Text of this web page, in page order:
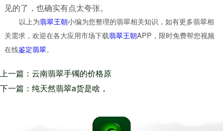
见的了，也确实有点太夸张。
以上为翡翠王朝小编为您整理的翡翠相关知识，如有更多翡翠相
关需求，欢迎在各大应用市场下载翡翠王朝APP，限时免费帮您视频
在线鉴定翡翠。
上一篇：云南翡翠手镯的价格原
来也没有传言的那么贵嘛。
下一篇：纯天然翡翠a货是啥，